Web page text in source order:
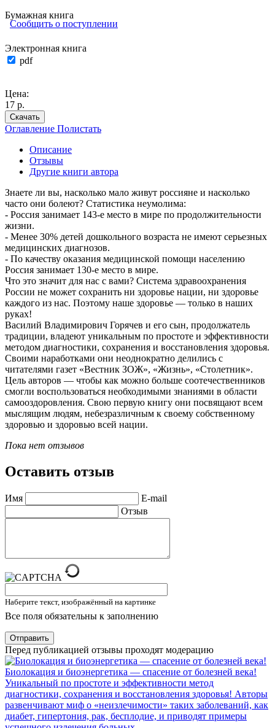
Бумажная книга
Сообщить о поступлении
Электронная книга
pdf
Цена:
17 р.
Скачать
Оглавление Полистать
Описание
Отзывы
Другие книги автора
Знаете ли вы, насколько мало живут россияне и насколько
часто они болеют? Статистика неумолима:
- Россия занимает 143-е место в мире по продолжительности
жизни.
- Менее 30% детей дошкольного возраста не имеют серьезных
медицинских диагнозов.
- По качеству оказания медицинской помощи населению
Россия занимает 130-е место в мире.
Что это значит для нас с вами? Система здравоохранения
России не может сохранить ни здоровье нации, ни здоровье
каждого из нас. Поэтому наше здоровье — только в наших
руках!
Василий Владимирович Горячев и его сын, продолжатель
традиции, владеют уникальным по простоте и эффективности
методом диагностики, сохранения и восстановления здоровья.
Своими наработками они неоднократно делились с
читателями газет «Вестник ЗОЖ», «Жизнь», «Столетник».
Цель авторов — чтобы как можно больше соотечественников
смогли воспользоваться необходимыми знаниями в области
самооздоровления. Свою первую книгу они посвящают всем
мыслящим людям, небезразличным к своему собственному
здоровью и здоровью всей нации.
Пока нет отзывов
Оставить отзыв
Имя
E-mail
Отзыв
Наберите текст, изображённый на картинке
Все поля обязательны к заполнению
Отправить
Перед публикацией отзывы проходят модерацию
Биолокация и биоэнергетика — спасение от болезней века!
Уникальный по простоте и эффективности метод
диагностики, сохранения и восстановления здоровья! Авторы
развенчивают миф о «неизлечимости» таких заболеваний, как
диабет, гипертония, рак, бесплодие, и приводят примеры